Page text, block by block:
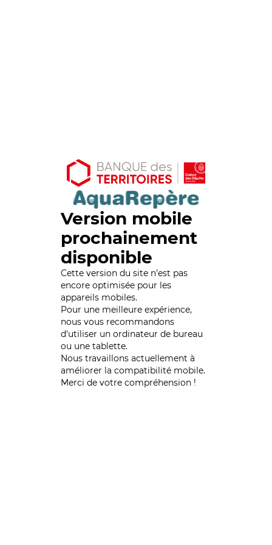
Version mobile
prochainement
disponible
Cette version du site n’est pas
encore optimisée pour les
appareils mobiles.
Pour une meilleure expérience,
nous vous recommandons
d'utiliser un ordinateur de bureau
ou une tablette.
Nous travaillons actuellement à
améliorer la compatibilité mobile.
Merci de votre compréhension !